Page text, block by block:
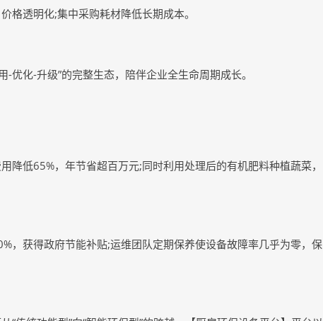
格透明化;集中采购耗材降低长期成本。
优化-升级”的完整生态，陪伴企业全生命周期成长。
降低65%，年节省超百万元;同时利用处理后的有机肥料种植蔬菜，
，获得政府节能补贴;运维团队定期保养使设备故障率几乎为零，保